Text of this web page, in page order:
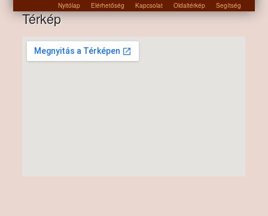
Térkép
Nyitólap Elérhetőség Kapcsolat Oldaltérkép Segítség